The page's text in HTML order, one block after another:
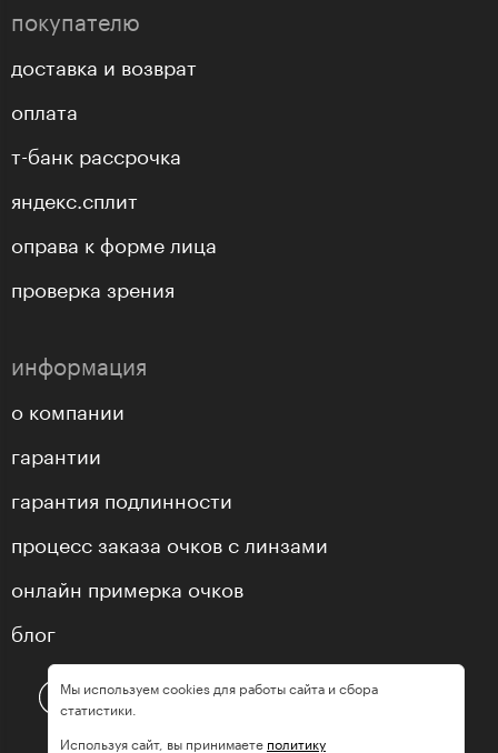
покупателю
доставка и возврат
оплата
т-банк рассрочка
яндекс.сплит
оправа к форме лица
проверка зрения
информация
о компании
гарантии
гарантия подлинности
процесс заказа очков с линзами
онлайн примерка очков
блог
Мы используем cookies для работы сайта и сбора
статистики.
Используя сайт, вы принимаете политику